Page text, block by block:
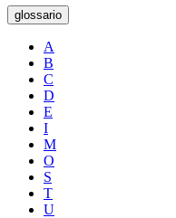
glossario
A
B
C
D
E
I
M
O
S
T
U